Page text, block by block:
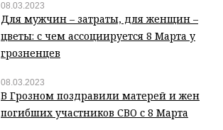
08.03.2023
Для мужчин – затраты, для женщин –
цветы: с чем ассоциируется 8 Марта у
грозненцев
08.03.2023
В Грозном поздравили матерей и жен
погибших участников СВО с 8 Марта